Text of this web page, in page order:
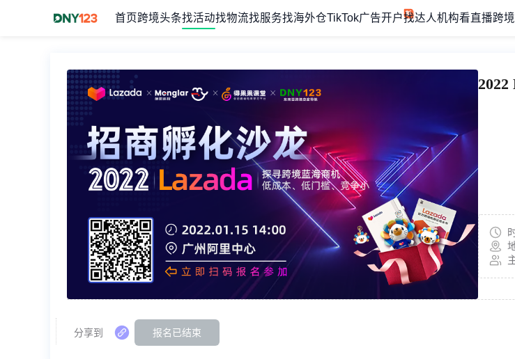
首页 跨境头条找活动找物流找服务找海外仓TikTok广告开户找达人机构看直播跨
分享到 报名已结束